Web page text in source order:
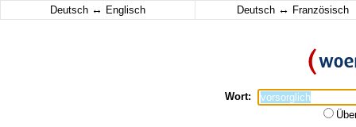
Deutsch ↔ Englisch Deutsch ↔ Französisch
Wort: